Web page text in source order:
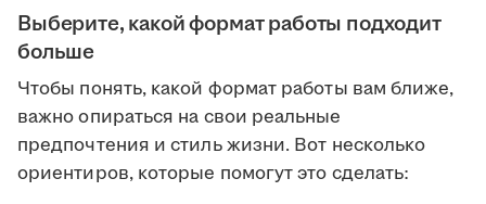
Выберите, какой формат работы подходит
больше
Чтобы понять, какой формат работы вам ближе,
важно опираться на свои реальные
предпочтения и стиль жизни. Вот несколько
ориентиров, которые помогут это сделать: